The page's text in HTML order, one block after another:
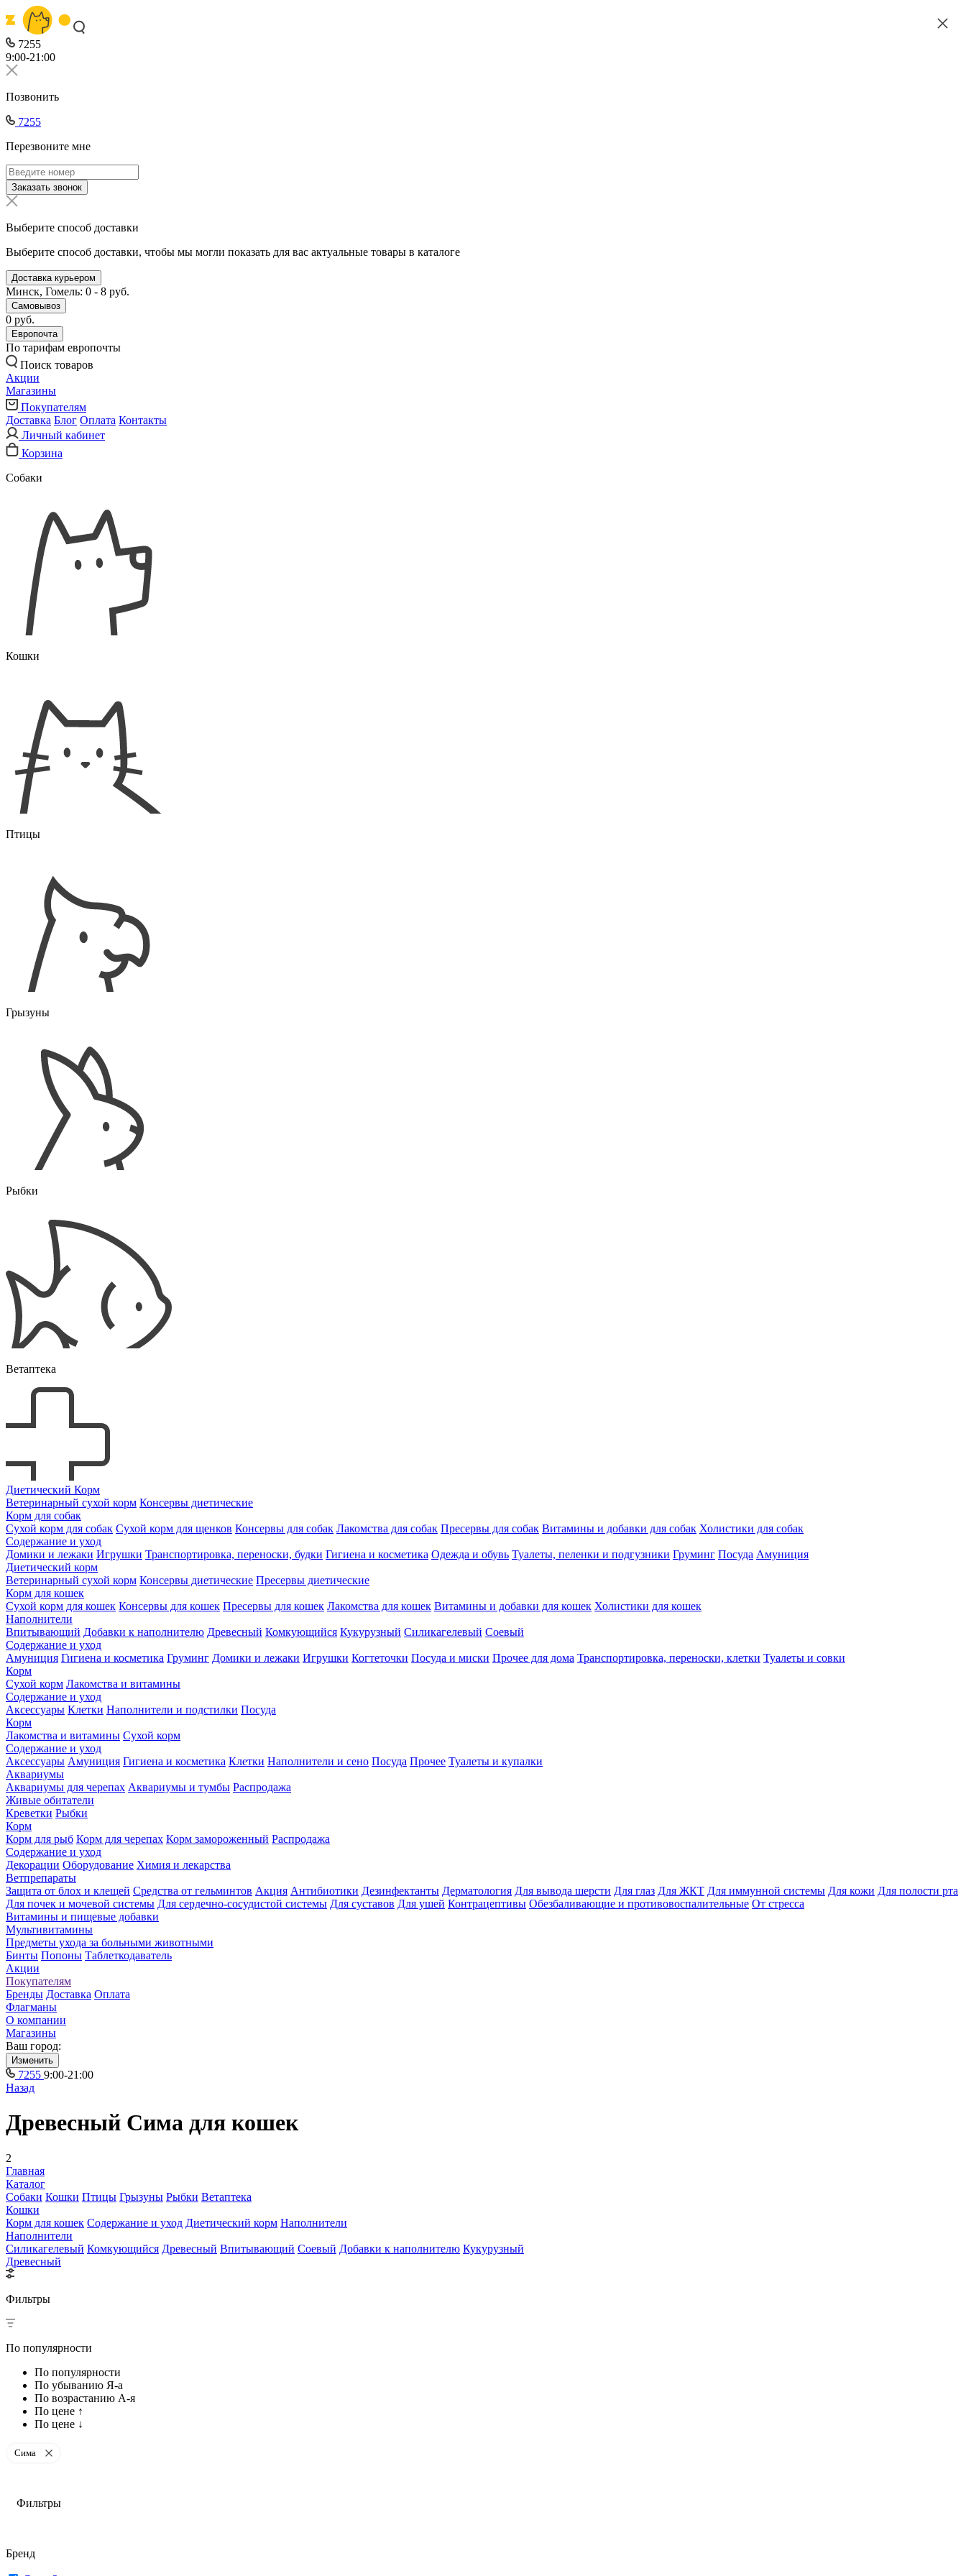
7255
9:00-21:00
Позвонить
7255
Перезвоните мне
Заказать звонок
Выберите способ доставки
Выберите способ доставки, чтобы мы могли показать для вас актуальные товары в каталоге
Доставка курьером
Минск, Гомель: 0 - 8 руб.
Самовывоз
0 руб.
Европочта
По тарифам европочты
Поиск товаров
Акции
Магазины
Покупателям
Доставка Блог Оплата Контакты
Личный кабинет
Корзина
Собаки
Кошки
Птицы
Грызуны
Рыбки
Ветаптека
Диетический Корм
Ветеринарный сухой корм Консервы диетические
Корм для собак
Сухой корм для собак Сухой корм для щенков Консервы для собак Лакомства для собак Пресервы для собак Витамины и добавки для собак Холистики для собак
Содержание и уход
Домики и лежаки Игрушки Транспортировка, переноски, будки Гигиена и косметика Одежда и обувь Туалеты, пеленки и подгузники Груминг Посуда Амуниция
Диетический корм
Ветеринарный сухой корм Консервы диетические Пресервы диетические
Корм для кошек
Сухой корм для кошек Консервы для кошек Пресервы для кошек Лакомства для кошек Витамины и добавки для кошек Холистики для кошек
Наполнители
Впитывающий Добавки к наполнителю Древесный Комкующийся Кукурузный Силикагелевый Соевый
Содержание и уход
Амуниция Гигиена и косметика Груминг Домики и лежаки Игрушки Когтеточки Посуда и миски Прочее для дома Транспортировка, переноски, клетки Туалеты и совки
Корм
Сухой корм Лакомства и витамины
Содержание и уход
Аксессуары Клетки Наполнители и подстилки Посуда
Корм
Лакомства и витамины Сухой корм
Содержание и уход
Аксессуары Амуниция Гигиена и косметика Клетки Наполнители и сено Посуда Прочее Туалеты и купалки
Аквариумы
Аквариумы для черепах Аквариумы и тумбы Распродажа
Живые обитатели
Креветки Рыбки
Корм
Корм для рыб Корм для черепах Корм замороженный Распродажа
Содержание и уход
Декорации Оборудование Химия и лекарства
Ветпрепараты
Защита от блох и клещей Средства от гельминтов Акция Антибиотики Дезинфектанты Дерматология Для вывода шерсти Для глаз Для ЖКТ Для иммунной системы Для кожи Для полости рта
Для почек и мочевой системы Для сердечно-сосудистой системы Для суставов Для ушей Контрацептивы Обезбаливающие и противовоспалительные От стресса
Витамины и пищевые добавки
Мультивитамины
Предметы ухода за больными животными
Бинты Попоны Таблеткодаватель
Акции
Покупателям
Бренды Доставка Оплата
Флагманы
О компании
Магазины
Ваш город:
Изменить
7255 9:00-21:00
Назад
Древесный Сима для кошек
2
Главная
Каталог
Собаки Кошки Птицы Грызуны Рыбки Ветаптека
Кошки
Корм для кошек Содержание и уход Диетический корм Наполнители
Наполнители
Силикагелевый Комкующийся Древесный Впитывающий Соевый Добавки к наполнителю Кукурузный
Древесный
Фильтры
По популярности
По популярности
По убыванию Я-а
По возрастанию А-я
По цене ↑
По цене ↓
Сима
Фильтры
Бренд